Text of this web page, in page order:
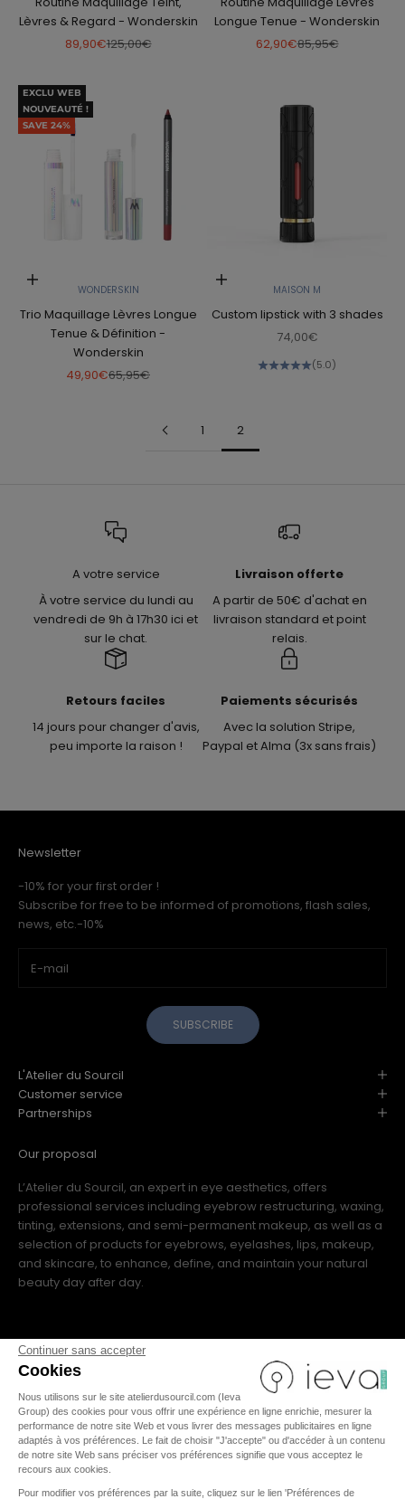
Continuer sans accepter
Cookies
Nous utilisons sur le site atelierdusourcil.com (Ieva
Group) des cookies pour vous offrir une expérience en ligne enrichie, mesurer la
performance de notre site Web et vous livrer des messages publicitaires en ligne
adaptés à vos préférences. Le fait de choisir "J'accepte" ou d'accéder à un contenu
de notre site Web sans préciser vos préférences signifie que vous acceptez le
recours aux cookies.
Pour modifier vos préférences par la suite, cliquez sur le lien 'Préférences de
Lèvres & Regard - Wonderskin
Sale price
89,90€Regular price
125,00€
Longue Tenue - Wonderskin
Sale price
62,90€Regular price
85,95€
EXCLU WEB
NOUVEAUTÉ !
SAVE 24%
Choose options
WONDERSKIN
Trio Maquillage Lèvres Longue
Tenue & Définition -
Wonderskin
Sale price
49,90€Regular price
65,95€
Add to cartMAISON M
Custom lipstick with 3 shades
Sale price
74,00€
(5.0)
1 2
A votre service
À votre service du lundi au
vendredi de 9h à 17h30 ici et
sur le chat.
Livraison offerte
A partir de 50€ d'achat en
livraison standard et point
relais.
Retours faciles
14 jours pour changer d'avis,
peu importe la raison !
Paiements sécurisés
Avec la solution Stripe,
Paypal et Alma (3x sans frais)
Newsletter
-10% for your first order !
Subscribe for free to be informed of promotions, flash sales,
news, etc.-10%
SUBSCRIBE
L'Atelier du Sourcil
Customer service
Partnerships
Our proposal
L’Atelier du Sourcil, an expert in eye aesthetics, offers
professional services including eyebrow restructuring, waxing,
tinting, extensions, and semi-permanent makeup, as well as a
selection of products for eyebrows, eyelashes, lips, makeup,
and skincare, to enhance, define, and maintain your natural
beauty day after day.
FR|IT|US|ES|EN
TERMS AND CONDITIONS